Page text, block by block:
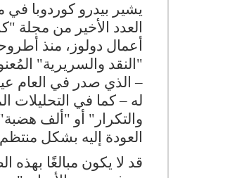
يشير بيدرو كوردوبا
أعمال دولوز، منذ
"النقد والسريرية"
– الذي صدر في العام
له – كما في التحليلات
والتكرار" أو "ألف
العودة إليه بشكل منتظم
قد لا يكون مبالغًا بهذه